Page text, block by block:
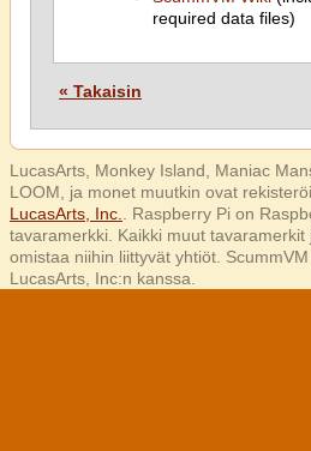
required data files)
« Takaisin
LucasArts, Monkey Island, Maniac
LOOM, ja monet muutkin ovat
LucasArts, Inc.
. Raspberry Pi on
tavaramerkki. Kaikki muut
omistaa niihin liittyvät yhtiöt.
LucasArts, Inc:n kanssa.